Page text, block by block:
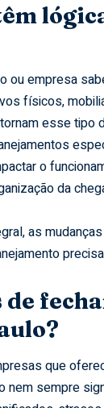
ou empresa
físicos,
esse tipo
o
da
as
que
sempre